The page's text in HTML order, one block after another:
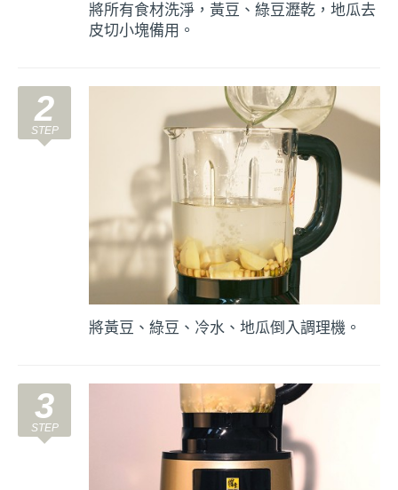
將所有食材洗淨，黃豆、綠豆瀝乾，地瓜去
皮切小塊備用。
2
將黃豆、綠豆、冷水、地瓜倒入調理機。
3